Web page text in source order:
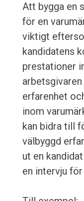
Att bygga en
för en
viktigt
kandidatens
prestationer
erfarenhet
inom
kan bidra till
välbyggd
ut en
en intervju